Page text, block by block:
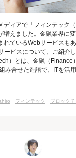
ディアで「フィンテック
増えました。金融業界に
れているWebサービスも
ービスについて、ご紹介
）とは、金融（Finance
み合せた造語で、ITを活
、大手ICTベンダーや銀
日本では2014年前後から
た。 フィンテックという
フィンテック ブロック